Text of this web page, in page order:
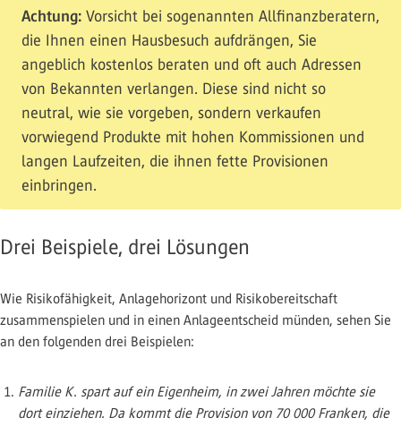
Achtung: Vorsicht bei sogenannten Allfinanzberatern,
die Ihnen einen Hausbesuch aufdrängen, Sie
angeblich kostenlos beraten und oft auch Adressen
von Bekannten verlangen. Diese sind nicht so
neutral, wie sie vorgeben, sondern verkaufen
vorwiegend Produkte mit hohen Kommissionen und
langen Laufzeiten, die ihnen fette Provisionen
einbringen.
Drei Beispiele, drei Lösungen
Wie Risikofähigkeit, Anlagehorizont und Risikobereitschaft
zusammenspielen und in einen Anlageentscheid münden, sehen Sie
an den folgenden drei Beispielen:
Familie K. spart auf ein Eigenheim, in zwei Jahren möchte sie
dort einziehen. Da kommt die Provision von 70 000 Franken, die